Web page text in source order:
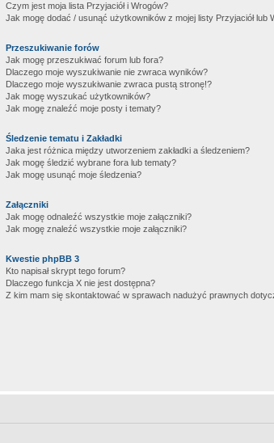
Czym jest moja lista Przyjaciół i Wrogów?
Jak mogę dodać / usunąć użytkowników z mojej listy Przyjaciół lub
Przeszukiwanie forów
Jak mogę przeszukiwać forum lub fora?
Dlaczego moje wyszukiwanie nie zwraca wyników?
Dlaczego moje wyszukiwanie zwraca pustą stronę!?
Jak mogę wyszukać użytkowników?
Jak mogę znaleźć moje posty i tematy?
Śledzenie tematu i Zakładki
Jaka jest różnica między utworzeniem zakładki a śledzeniem?
Jak mogę śledzić wybrane fora lub tematy?
Jak mogę usunąć moje śledzenia?
Załączniki
Jak mogę odnaleźć wszystkie moje załączniki?
Jak mogę znaleźć wszystkie moje załączniki?
Kwestie phpBB 3
Kto napisał skrypt tego forum?
Dlaczego funkcja X nie jest dostępna?
Z kim mam się skontaktować w sprawach nadużyć prawnych